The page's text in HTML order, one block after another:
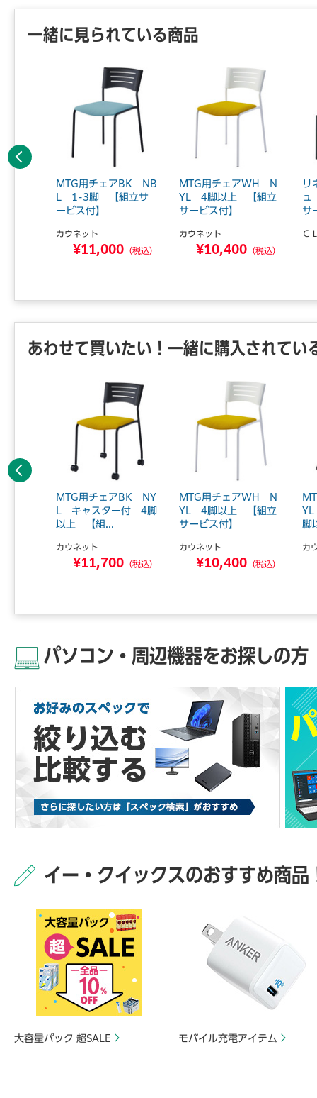
一緒に見られている商品
MTG用チェアBK NB
L 1-3脚 【組立サ
ービス付】
カウネット
¥11,000 （税込）
MTG用チェアWH N
YL 4脚以上 【組立
サービス付】
カウネット
¥10,400 （税込）
リ
ュ
サ
Ｃ
前へ
あわせて買いたい！一緒に購入されてい
MTG用チェアBK NY
L キャスター付 4脚
以上 【組...
カウネット
¥11,700 （税込）
MTG用チェアWH N
YL 4脚以上 【組立
サービス付】
カウネット
¥10,400 （税込）
脚
カ
前へ
パソコン・周辺機器をお探しの方
イー・クイックスのおすすめ商品
大容量パック 超SALE モバイル充電アイテム